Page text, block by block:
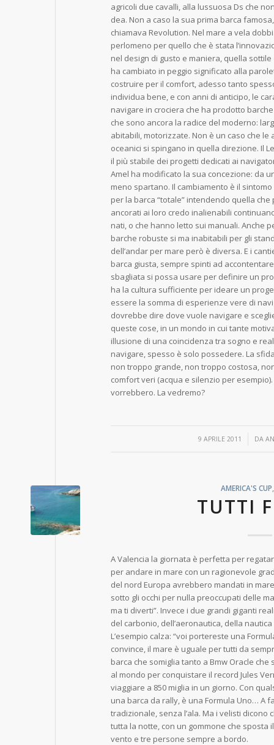
agricoli due cavalli, alla lussuosa Ds che
dea. Non a caso la sua prima barca
chiamava Revolution. Nel mare a vela
perlomeno per quello che è stata
nel design di gusto e maniera, quella
ha cambiato in peggio significato alla
costruire per il comfort, adesso tanto
individua bene, e con anni di anticipo, le
navigare in crociera che ha prodotto
che sono ancora la radice del moderno:
abitabili, motorizzate. Non è un caso che
oceanici si spingano in quella direzione. Il
il più stabile dei progetti dedicati ai
Amel ha modificato la sua concezione: da
meno spartano. Il cambiamento è il
per la barca “totale” intendendo quella
ancorati ai loro credo inalienabili
nati, o che hanno letto sui manuali. Anche
barche robuste si ma inabitabili per gli
dell’andar per mare però è diversa. E i
barca giusta, sempre spinti ad
sbagliata si possa usare per definire un
ha la cultura sufficiente per ideare un
essere la somma di esperienze vere di
dovrebbe dire dove vuole navigare e
queste cose, in un mondo in cui tante
illusione di una coincidenza tra sogno e
navigare, spesso è solo possedere. La
non troppo grande, non troppo costosa,
comfort veri (acqua e silenzio per
vorrebbero. La vedremo?
9 APRILE 2011
/ DA
AMERICA'S CUP
TUTTI
A Valencia la giornata è perfetta per
per andare in mare con un ragionevole
del nord Europa avrebbero mandati in
sotto gli occhi per nulla preoccupati delle
ma ti diverti”. Invece i due grandi giganti
del carbonio, dell’aeronautica, della
L’esempio calza: “voi portereste una
convince, il mare è uguale per tutti da
barca che somiglia tanto a Bmw Oracle
al mondo per conquistare il record Jules
viaggiare a 850 miglia in un giorno. Con
una barca da rally, è una Formula Uno… A
tradizionale, senza l’ala. Ma i velisti dicono
tutta la notte, con un gommone che
vento e tre persone sempre a bordo.